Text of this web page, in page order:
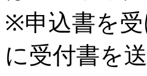
※申込書を
に受付書を